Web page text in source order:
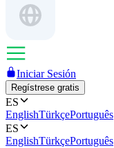
Iniciar Sesión
Regístrese gratis
ES
EnglishTürkçePortuguês
ES
EnglishTürkçePortuguês